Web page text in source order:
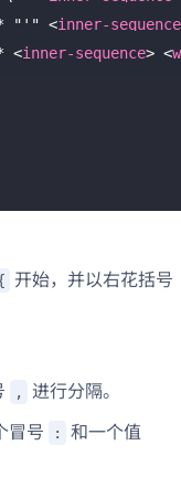
"'" <inner-sequence
<inner-sequence> <
开始，并以右花括号
,
进行分隔。
冒号
:
和一个值